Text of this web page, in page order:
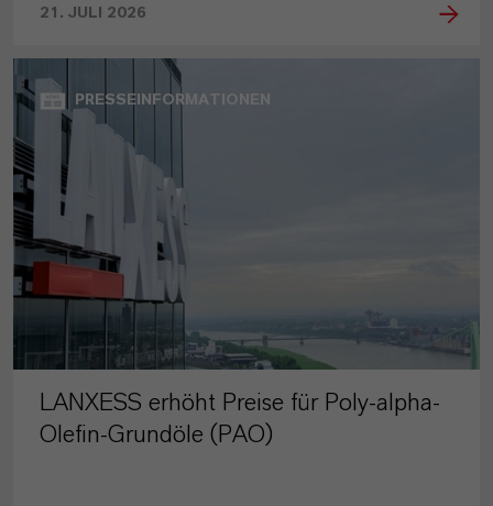
21. JULI 2026
PRESSEINFORMATIONEN
LANXESS erhöht Preise für Poly-alpha-
Olefin-Grundöle (PAO)